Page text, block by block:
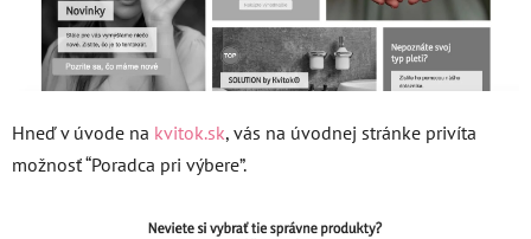
Hneď v úvode na kvitok.sk, vás na úvodnej stránke privíta
možnosť “Poradca pri výbere”.